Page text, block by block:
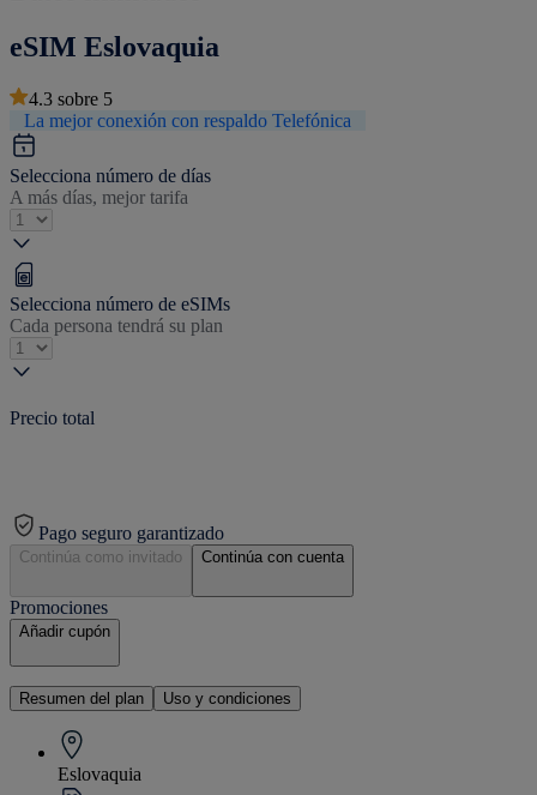
eSIM Eslovaquia
4.3 sobre 5
La mejor conexión con respaldo Telefónica
Selecciona número de días
A más días, mejor tarifa
Selecciona número de eSIMs
Cada persona tendrá su plan
Precio total
Pago seguro garantizado
Continúa como invitado Continúa con cuenta
Promociones
Añadir cupón
Resumen del plan Uso y condiciones
Eslovaquia